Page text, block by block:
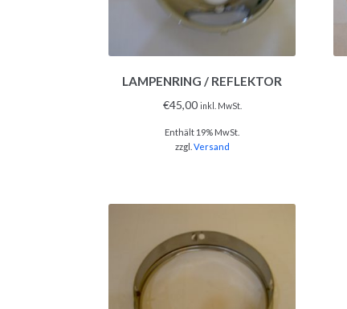
LAMPENRING / REFLEKTOR
€45,00 inkl. MwSt.
Enthält 19% MwSt.
zzgl. Versand